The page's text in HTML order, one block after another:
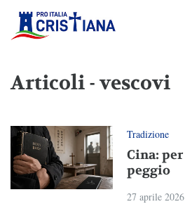
Articoli - vescovi
Tradizione
Cina:
peggio
27 aprile 2026